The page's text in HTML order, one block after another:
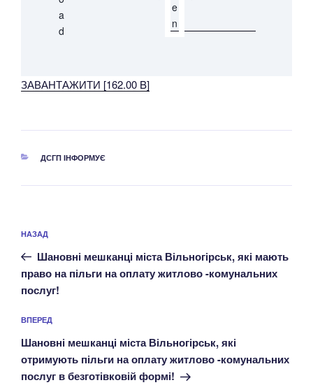
ЗАВАНТАЖИТИ [162.00 B]
КАТЕГОРІЇ
ДСГП ІНФОРМУЄ
записів
Попередній
запис:
НАЗАД
Шановні мешканці міста Вільногірськ, які мають
право на пільги на оплату житлово -комунальних
послуг!
Наступний
запис
ВПЕРЕД
Шановні мешканці міста Вільногірськ, які
отримують пільги на оплату житлово -комунальних
послуг в безготівковій формі!